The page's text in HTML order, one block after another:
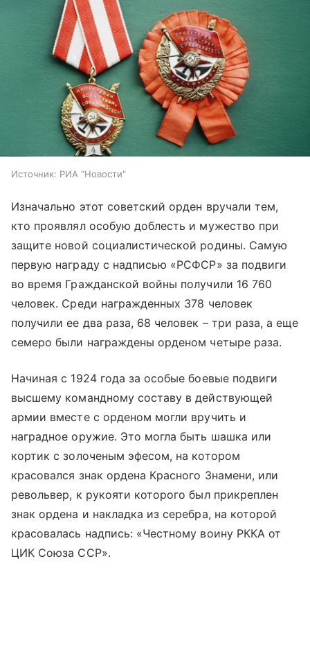
Источник: РИА "Новости"
Изначально этот советский орден вручали тем,
кто проявлял особую доблесть и мужество при
защите новой социалистической родины. Самую
первую награду с надписью «РСФСР» за подвиги
во время Гражданской войны получили 16 760
человек. Среди награжденных 378 человек
получили ее два раза, 68 человек – три раза, а еще
семеро были награждены орденом четыре раза.
Начиная с 1924 года за особые боевые подвиги
высшему командному составу в действующей
армии вместе с орденом могли вручить и
наградное оружие. Это могла быть шашка или
кортик с золоченым эфесом, на котором
красовался знак ордена Красного Знамени, или
револьвер, к рукояти которого был прикреплен
знак ордена и накладка из серебра, на которой
красовалась надпись: «Честному воину РККА от
ЦИК Союза ССР».